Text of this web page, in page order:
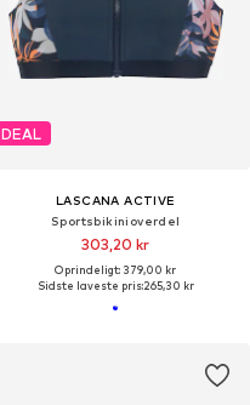
DEAL
LASCANA ACTIVE
Sportsbikinioverdel
303,20 kr
Oprindeligt: 379,00 kr
Sidste laveste pris:265,30 kr